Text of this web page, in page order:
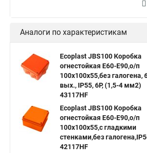
Аналоги по характеристикам
Ecoplast JBS100 Коробка
огнестойкая E60-E90,о/п
100х100х55,без галогена,
вых., IP55, 6P, (1,5-4 мм2)
43117HF
Ecoplast JBS100 Коробка
огнестойкая E60-E90,о/п
100х100х55,с гладкими
стенками,без
42117HF